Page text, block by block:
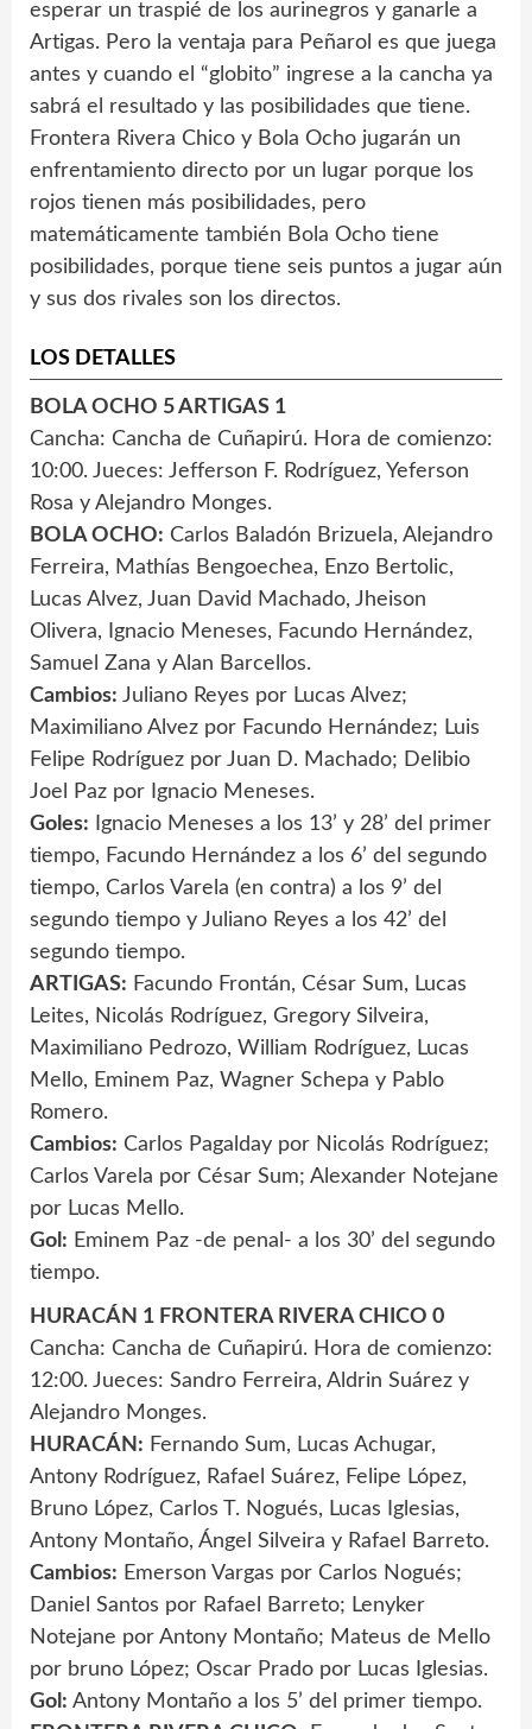
esperar un traspié de los aurinegros y ganarle a
Artigas. Pero la ventaja para Peñarol es que juega
antes y cuando el “globito” ingrese a la cancha ya
sabrá el resultado y las posibilidades que tiene.
Frontera Rivera Chico y Bola Ocho jugarán un
enfrentamiento directo por un lugar porque los
rojos tienen más posibilidades, pero
matemáticamente también Bola Ocho tiene
posibilidades, porque tiene seis puntos a jugar aún
y sus dos rivales son los directos.
LOS DETALLES
BOLA OCHO 5 ARTIGAS 1
Cancha: Cancha de Cuñapirú. Hora de comienzo:
10:00. Jueces: Jefferson F. Rodríguez, Yeferson
Rosa y Alejandro Monges.
BOLA OCHO: Carlos Baladón Brizuela, Alejandro
Ferreira, Mathías Bengoechea, Enzo Bertolic,
Lucas Alvez, Juan David Machado, Jheison
Olivera, Ignacio Meneses, Facundo Hernández,
Samuel Zana y Alan Barcellos.
Cambios: Juliano Reyes por Lucas Alvez;
Maximiliano Alvez por Facundo Hernández; Luis
Felipe Rodríguez por Juan D. Machado; Delibio
Joel Paz por Ignacio Meneses.
Goles: Ignacio Meneses a los 13’ y 28’ del primer
tiempo, Facundo Hernández a los 6’ del segundo
tiempo, Carlos Varela (en contra) a los 9’ del
segundo tiempo y Juliano Reyes a los 42’ del
segundo tiempo.
ARTIGAS: Facundo Frontán, César Sum, Lucas
Leites, Nicolás Rodríguez, Gregory Silveira,
Maximiliano Pedrozo, William Rodríguez, Lucas
Mello, Eminem Paz, Wagner Schepa y Pablo
Romero.
Cambios: Carlos Pagalday por Nicolás Rodríguez;
Carlos Varela por César Sum; Alexander Notejane
por Lucas Mello.
Gol: Eminem Paz -de penal- a los 30’ del segundo
tiempo.
HURACÁN 1 FRONTERA RIVERA CHICO 0
Cancha: Cancha de Cuñapirú. Hora de comienzo:
12:00. Jueces: Sandro Ferreira, Aldrin Suárez y
Alejandro Monges.
HURACÁN: Fernando Sum, Lucas Achugar,
Antony Rodríguez, Rafael Suárez, Felipe López,
Bruno López, Carlos T. Nogués, Lucas Iglesias,
Antony Montaño, Ángel Silveira y Rafael Barreto.
Cambios: Emerson Vargas por Carlos Nogués;
Daniel Santos por Rafael Barreto; Lenyker
Notejane por Antony Montaño; Mateus de Mello
por bruno López; Oscar Prado por Lucas Iglesias.
Gol: Antony Montaño a los 5’ del primer tiempo.